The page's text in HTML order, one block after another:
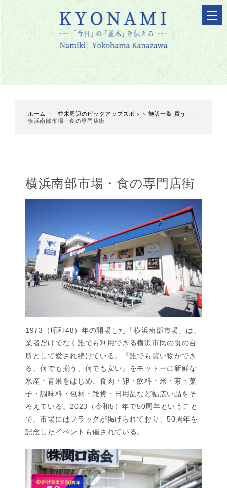
ニ
ホーム 並木周辺のピックアップスポット 施設一覧 買う
横浜南部市場・食の専門店街
横浜南部市場・食の専門店街
1973（昭和48）年の開場した「横浜南部市場」は、
業者だけでなく誰でも利用できる横浜市民の食の台
所として愛され続けている。『誰でも買い物ができ
る、何でも揃う、何でも安い』をモットーに新鮮な
水産・青果をはじめ、食肉・卵・飲料・米・茶・菓
子・調味料・包材・雑貨・日用品など幅広い品をそ
ろえている。2023（令和5）年で50周年ということ
で、市場にはフラッグが掲げられており、50周年を
記念したイベントも催されている。